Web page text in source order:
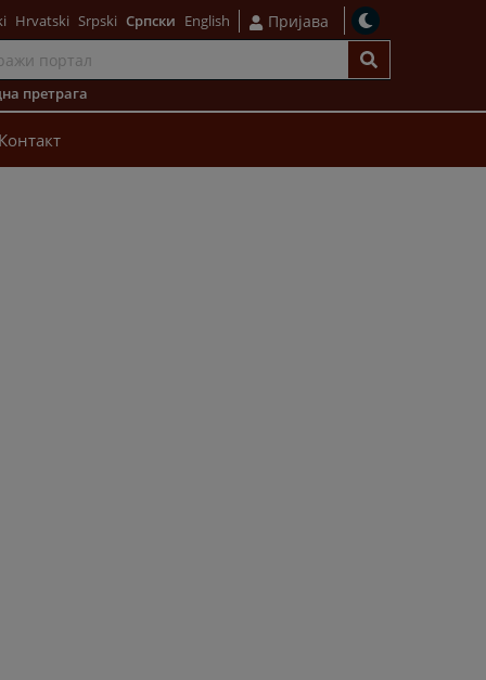
Hrvatski Srpski Српски English Пријава
претрага
Контакт